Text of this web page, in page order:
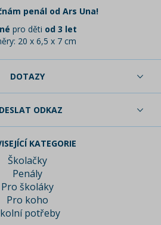
penál od Ars Una!
pro děti od 3 let
20 x 6,5 x 7 cm
DOTAZY
ODKAZ
KATEGORIE
Školačky
Penály
Pro školáky
Pro koho
potřeby